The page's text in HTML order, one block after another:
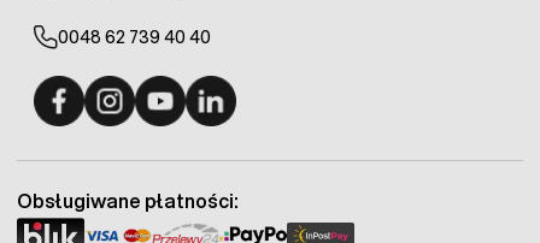
0048 62 739 40 40
Obsługiwane płatności: